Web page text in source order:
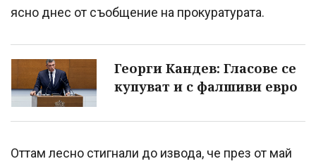
ясно днес от съобщение на прокуратурата.
Георги Кандев: Гласове се
купуват и с фалшиви евро
Оттам лесно стигнали до извода, че през от май